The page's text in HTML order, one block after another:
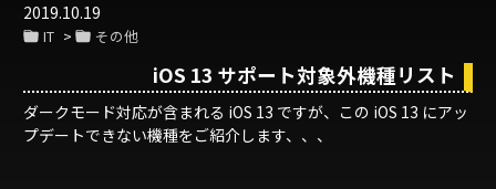
2019.10.19
IT その他
iOS 13 サポート対象外機種リスト
ダークモード対応が含まれる iOS 13 ですが、この iOS 13 にアッ
プデートできない機種をご紹介します、、、